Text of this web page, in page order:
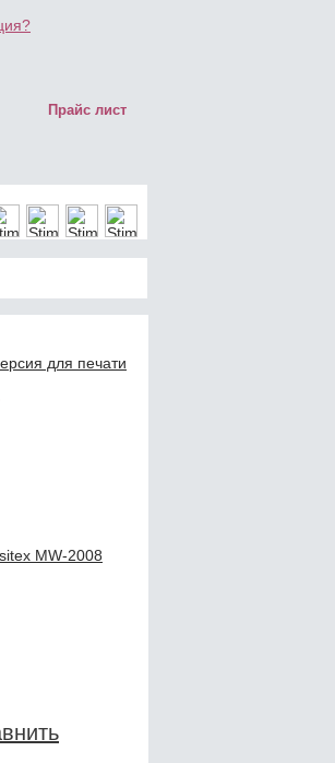
Прайс лист
для печати
MW-2008